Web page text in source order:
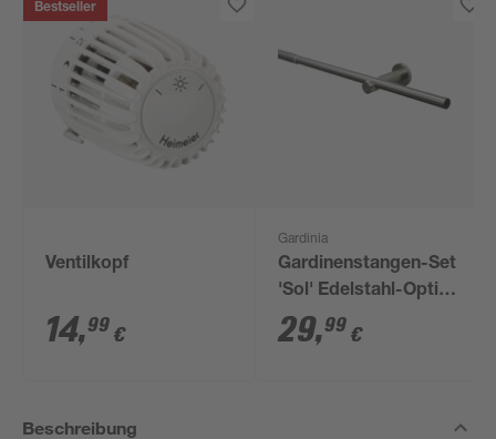
Bestseller
Ventilkopf
14,99 €
Gardinia
Gardinenstangen-Set
'Sol' Edelstahl-Optik
190 - 340 cm
29,99 €
Beschreibung